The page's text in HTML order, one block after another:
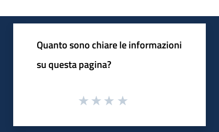
Quanto sono chiare le informazioni
su questa pagina?